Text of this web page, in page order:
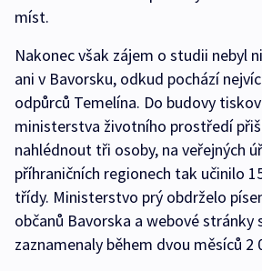
míst.
Nakonec však zájem o studii nebyl
ani v Bavorsku, odkud pochází
odpůrců Temelína. Do budovy
ministerstva životního prostředí
nahlédnout tři osoby, na veřejných
příhraničních regionech tak učinilo
třídy. Ministerstvo prý obdrželo
občanů Bavorska a webové
zaznamenaly během dvou měsíců 2